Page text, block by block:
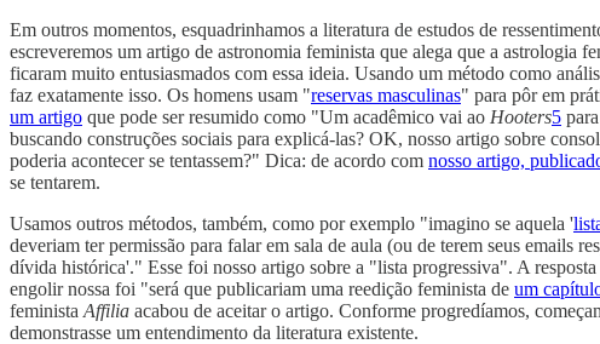
Em outros momentos, esquadrinhamos a literatura de estudos de
escreveremos um artigo de astronomia feminista que alega que a astrologia
ficaram muito entusiasmados com essa ideia. Usando um método como
faz exatamente isso. Os homens usam "reservas masculinas" para pôr em
um artigo que pode ser resumido como "Um acadêmico vai ao Hooters5
buscando construções sociais para explicá-las? OK, nosso artigo sobre
poderia acontecer se tentassem?" Dica: de acordo com nosso artigo,
se tentarem.
Usamos outros métodos, também, como por exemplo "imagino se aquela '
deveriam ter permissão para falar em sala de aula (ou de terem seus emails
dívida histórica'." Esse foi nosso artigo sobre a "lista progressiva". A
engolir nossa foi "será que publicariam uma reedição feminista de um
feminista Affilia acabou de aceitar o artigo. Conforme progredíamos,
demonstrasse um entendimento da literatura existente.